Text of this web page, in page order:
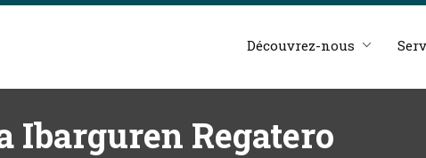
Découvrez-nous
Ibarguren Regatero